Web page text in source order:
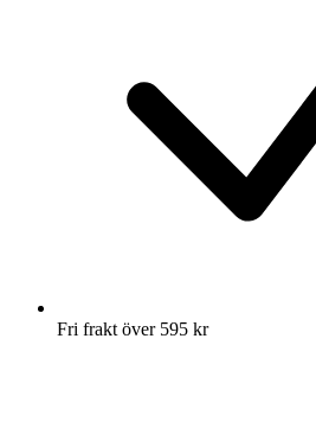
Fri frakt över 595 kr